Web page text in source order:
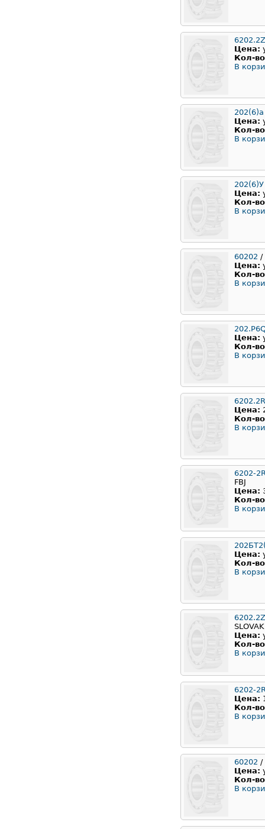
6202.2Z
Цена:
Кол-
В
202(6)а
Цена:
Кол-
В
202(6)У
Цена:
Кол-
В
60202 /
Цена:
Кол-
В
Цена:
Кол-
В
Цена:
Кол-
В
6202-
FBJ
Цена:
Кол-
В
Цена:
Кол-
В
6202.2Z
Цена:
Кол-
В
6202-
Цена:
Кол-
В
60202 /
Цена:
Кол-
В